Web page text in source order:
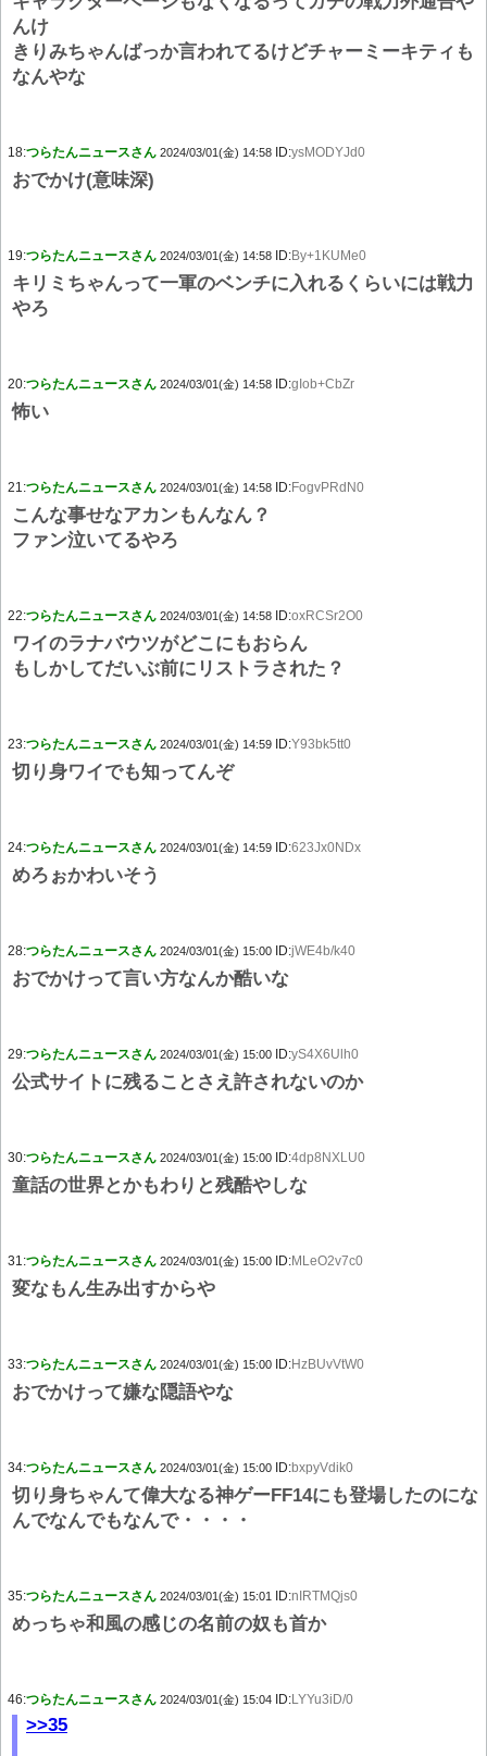
んけ
きりみちゃんばっか言われてるけどチャーミーキティも
なんやな
18:つらたんニュースさん 2024/03/01(金) 14:58 ID:ysMODYJd0
おでかけ(意味深)
19:つらたんニュースさん 2024/03/01(金) 14:58 ID:By+1KUMe0
キリミちゃんって一軍のベンチに入れるくらいには戦力
やろ
20:つらたんニュースさん 2024/03/01(金) 14:58 ID:gIob+CbZr
怖い
21:つらたんニュースさん 2024/03/01(金) 14:58 ID:FogvPRdN0
こんな事せなアカンもんなん？
ファン泣いてるやろ
22:つらたんニュースさん 2024/03/01(金) 14:58 ID:oxRCSr2O0
ワイのラナバウツがどこにもおらん
もしかしてだいぶ前にリストラされた？
23:つらたんニュースさん 2024/03/01(金) 14:59 ID:Y93bk5tt0
切り身ワイでも知ってんぞ
24:つらたんニュースさん 2024/03/01(金) 14:59 ID:623Jx0NDx
めろぉかわいそう
28:つらたんニュースさん 2024/03/01(金) 15:00 ID:jWE4b/k40
おでかけって言い方なんか酷いな
29:つらたんニュースさん 2024/03/01(金) 15:00 ID:yS4X6Ulh0
公式サイトに残ることさえ許されないのか
30:つらたんニュースさん 2024/03/01(金) 15:00 ID:4dp8NXLU0
童話の世界とかもわりと残酷やしな
31:つらたんニュースさん 2024/03/01(金) 15:00 ID:MLeO2v7c0
変なもん生み出すからや
33:つらたんニュースさん 2024/03/01(金) 15:00 ID:HzBUvVtW0
おでかけって嫌な隠語やな
34:つらたんニュースさん 2024/03/01(金) 15:00 ID:bxpyVdik0
切り身ちゃんて偉大なる神ゲーFF14にも登場したのにな
んでなんでもなんで・・・・
35:つらたんニュースさん 2024/03/01(金) 15:01 ID:nIRTMQjs0
めっちゃ和風の感じの名前の奴も首か
46:つらたんニュースさん 2024/03/01(金) 15:04 ID:LYYu3iD/0
>>35